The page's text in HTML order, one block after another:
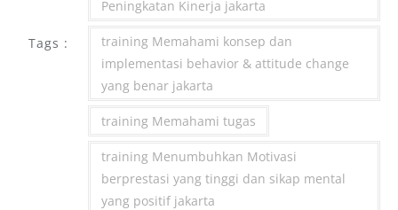
Tags :
Peningkatan Kinerja jakarta
training Memahami konsep dan
implementasi behavior & attitude change
yang benar jakarta
training Memahami tugas
training Menumbuhkan Motivasi
berprestasi yang tinggi dan sikap mental
yang positif jakarta